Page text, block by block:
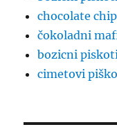
chocolate
čokoladni
bozicni
cimetovi